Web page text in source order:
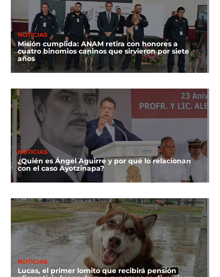
NOTICIAS
Misión cumplida: ANAM retira con honores a
cuatro binomios caninos que sirvieron por siete
años
NOTICIAS
¿Quién es Ángel Aguirre y por qué lo relacionan
con el caso Ayotzinapa?
NOTICIAS
Lucas, el primer lomito que recibirá pensión